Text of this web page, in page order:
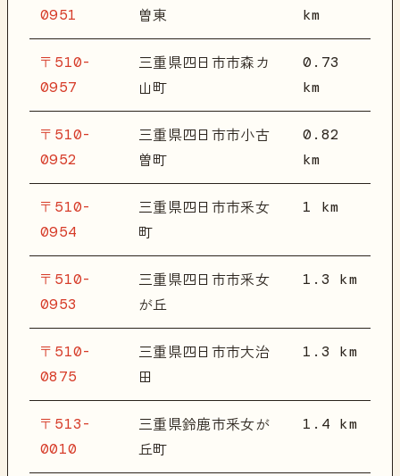
0951
曽東
km
〒510-
0957
三重県四日市市森カ
山町
0.73
km
〒510-
0952
三重県四日市市小古
曽町
0.82
km
〒510-
0954
三重県四日市市釆女
町
1 km
〒510-
0953
三重県四日市市釆女
が丘
1.3 km
〒510-
0875
三重県四日市市大治
田
1.3 km
〒513-
0010
三重県鈴鹿市釆女が
丘町
1.4 km